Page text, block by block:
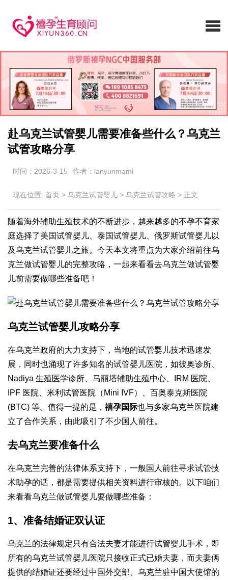
赴乌克兰试管婴儿需要准备些什么？乌克兰
试管攻略分享
时间：2026-3-15 作者：lanyunmami
现在位置: 首页 > 乌克兰试管婴儿 > 乌克兰试管攻略 > 正文
随着海外辅助生殖技术的不断进步，越来越多的不孕不育家
庭选择了美国试管婴儿、泰国试管婴儿、俄罗斯试管婴儿以
及乌克兰试管婴儿之旅。今天本文将重点为大家介绍前往乌
克兰做试管婴儿的完整攻略，一起来看看去乌克兰做试管婴
儿前需要做哪些准备吧！
乌克兰试管婴儿攻略分享
在乌克兰政府的大力支持下，当地的试管婴儿技术迅速发
展，同时也涌现了许多知名的试管婴儿医院，如彼奥诊所、
Nadiya 生殖医学诊所、马丽塔辅助生殖中心、IRM 医院、
IPF 医院、米利试管医院（Mini IVF）、百奥泰克斯医院
(BTC) 等。值得一提的是， 禧孕国际也与多家乌克兰医院建
立了合作关系，由此吸引了不少国人前往。
去乌克兰要准备什么
在乌克兰完善的法律体系支持下，一般国人前往寻求试管技
术助孕的话，都是需要提供相关资料进行审核的。以下咱们
来看看乌克兰做试管婴儿要做哪些准备：
1、准备结婚证双认证
乌克兰的法律规定只有合法夫妻才能进行试管婴儿手术，即
所有的乌克兰试管婴儿医院只接收正式已婚夫妻，而夫妻俩
提供的结婚证还要经过中国外交部、乌克兰驻中国大使馆的